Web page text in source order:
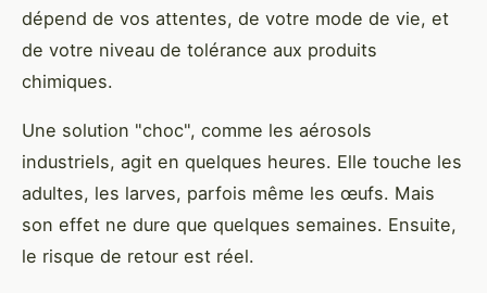
dépend de vos attentes, de votre mode de vie, et
de votre niveau de tolérance aux produits
chimiques.
Une solution "choc", comme les aérosols
industriels, agit en quelques heures. Elle touche les
adultes, les larves, parfois même les œufs. Mais
son effet ne dure que quelques semaines. Ensuite,
le risque de retour est réel.